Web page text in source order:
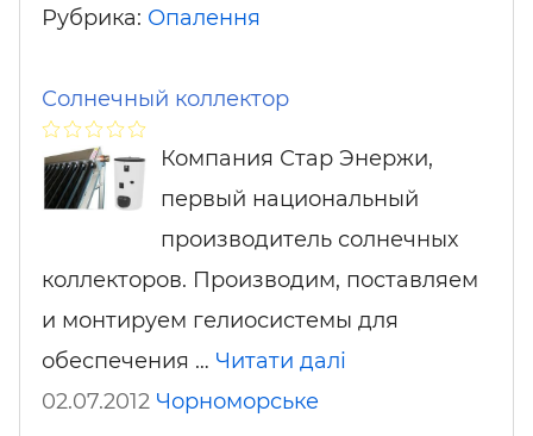
Рубрика: Опалення
Солнечный коллектор
Компания Стар Энержи,
первый национальный
производитель солнечных
коллекторов. Производим, поставляем
и монтируем гелиосистемы для
обеспечения … Читати далі
02.07.2012 Чорноморське